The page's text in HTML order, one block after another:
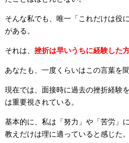
そんな私でも、唯一「これだけは役
がある。
それは、 挫折は早いうちに経験した
あなたも、一度くらいはこの言葉を
現在では、面接時に過去の挫折経験
は重要視されている。
基本的に、私は「努力」や「苦労」
教えだけは理に適っていると感じた。